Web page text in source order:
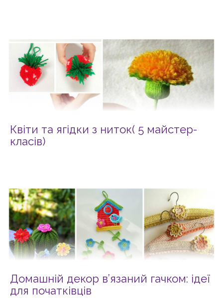
Квіти та ягідки з ниток( 5 майстер-
класів)
Домашній декор в’язаний гачком: ідеї
для початківців